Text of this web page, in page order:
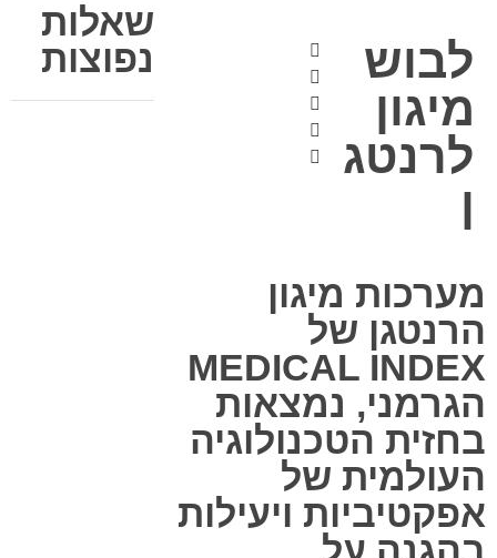
לבוש
מיגון
לרנטג
ן
מערכות מיגון
הרנטגן של
MEDICAL INDEX
הגרמני, נמצאות
בחזית הטכנולוגיה
העולמית של
אפקטיביות ויעילות
שאלות
נפוצות